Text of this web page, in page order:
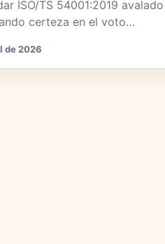
ISO/TS 54001:2019
certeza en el voto…
de 2026